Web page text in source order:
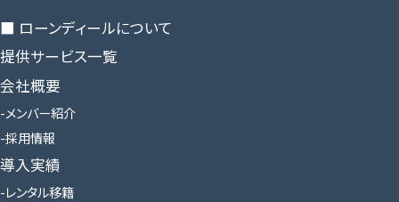
■ ローンディールに​ついて
提供サービス一覧
会社概要
メンバー紹介
採用情報
導入実績
レンタル移籍